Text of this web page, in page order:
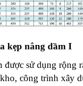
kẹp nâng dầm I
được sử dụng rộng
công trình xây